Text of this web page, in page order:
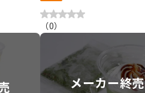
（0）
メーカー終売